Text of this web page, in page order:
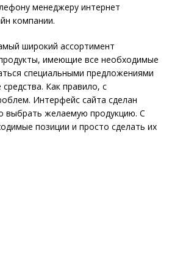
менеджеру интернет
компании.
широкий ассортимент
имеющие все необходимые
специальными предложениями
Как правило, с
Интерфейс сайта сделан
выбрать желаемую продукцию. С
позиции и просто сделать их